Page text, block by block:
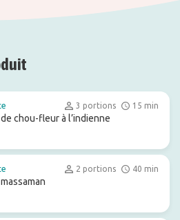
3 portions 15 min
chou-fleur à l’indienne
2 portions 40 min